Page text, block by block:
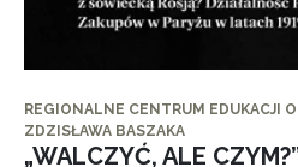
REGIONALNE CENTRUM EDUKACJI
ZDZISŁAWA BASZAKA
„WALCZYĆ, ALE